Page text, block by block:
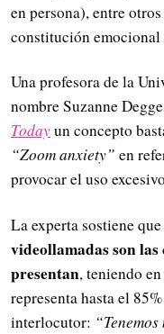
en persona), entre
constitución emocional
Una profesora de la
nombre Suzanne
Todayun concepto
“Zoom anxiety” en
provocar el uso
La experta sostiene
videollamadas son
presentan, teniendo
representa hasta el
interlocutor: